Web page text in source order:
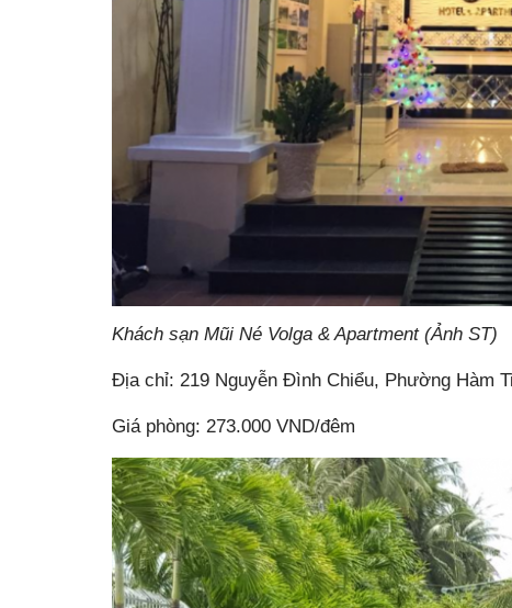
Khách sạn Mũi Né Volga & Apartment (Ảnh ST)
Địa chỉ: 219 Nguyễn Đình Chiểu, Phường Hàm
Giá phòng: 273.000 VND/đêm